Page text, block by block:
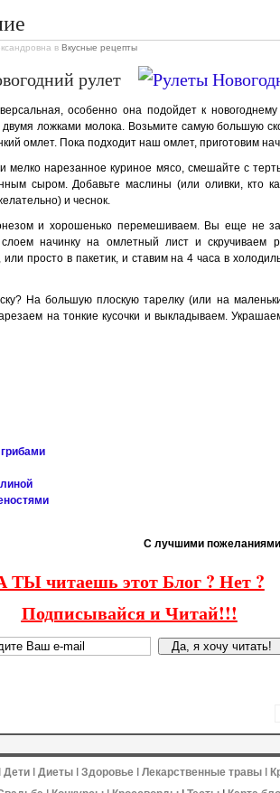
в Вкусные рецепты
рулет
особенно она подойдет к
ложками молока. Возьмите самую большую
омлет. Пока подходит наш омлет, приготовим
нарезанное куриное мясо, смешайте с
сыром. Добавьте маслины (или оливки, кто
и чеснок.
и хорошенько перемешиваем. Вы еще не
начинку на омлетный лист и скручиваем
просто в пакетик, и ставим на 4 часа в
На большую плоскую тарелку (или на
на тонкие кусочки и выкладываем.
C лучшими
ТЫ читаешь этот Блог ? Нет ?
Подписывайся и Читай!!!
Детиǀ Диетыǀ Здоровьеǀ Лекарственные травы